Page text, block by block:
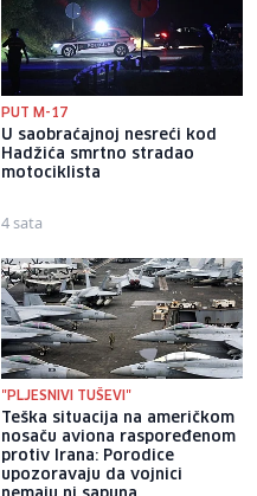
PUT M-17
U saobraćajnoj nesreći kod
Hadžića smrtno stradao
motociklista
4 sata
"PLJESNIVI TUŠEVI"
Teška situacija na američkom
nosaču aviona raspoređenom
protiv Irana: Porodice
upozoravaju da vojnici